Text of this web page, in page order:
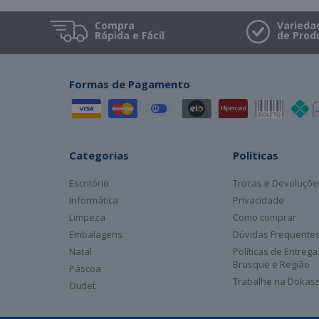
Compra
Rápida e Fácil de
Formas de Pagamento
Categorias
Escritório
Informática
Limpeza
Embalagens
Natal
Páscoa
Outlet
Políticas
Trocas e
Privacidade
Como comprar
Dúvidas Frequentes
Políticas de
Brusque e Região
Trabalhe na